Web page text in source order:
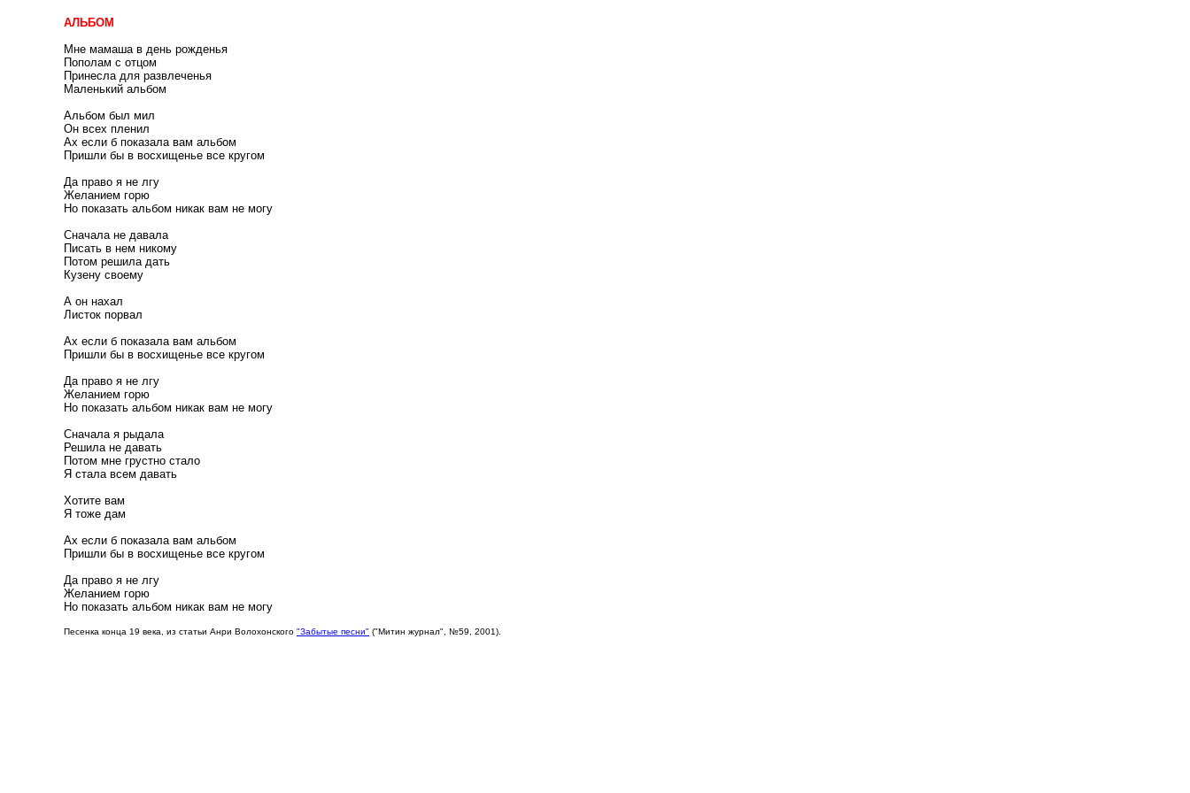
АЛЬБОМ
Мне мамаша в день рожденья
Пополам с отцом
Принесла для развлеченья
Маленький альбом
Альбом был мил
Он всех пленил
Ах если б показала вам альбом
Пришли бы в восхищенье все кругом
Да право я не лгу
Желанием горю
Но показать альбом никак вам не могу
Сначала не давала
Писать в нем никому
Потом решила дать
Кузену своему
А он нахал
Листок порвал
Ах если б показала вам альбом
Пришли бы в восхищенье все кругом
Да право я не лгу
Желанием горю
Но показать альбом никак вам не могу
Сначала я рыдала
Решила не давать
Потом мне грустно стало
Я стала всем давать
Хотите вам
Я тоже дам
Ах если б показала вам альбом
Пришли бы в восхищенье все кругом
Да право я не лгу
Желанием горю
Но показать альбом никак вам не могу
Песенка конца 19 века, из статьи Анри Волохонского "Забытые песни" ("Митин журнал", №59, 2001).